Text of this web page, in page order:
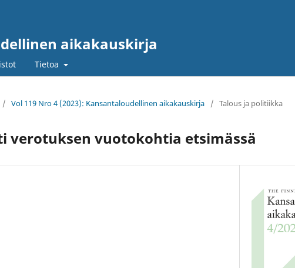
aikakauskirja
Tietoa
/ Vol 119 Nro 4 (2023): Kansantaloudellinen aikakauskirja / Talous ja politiikka
verotuksen vuotokohtia etsimässä